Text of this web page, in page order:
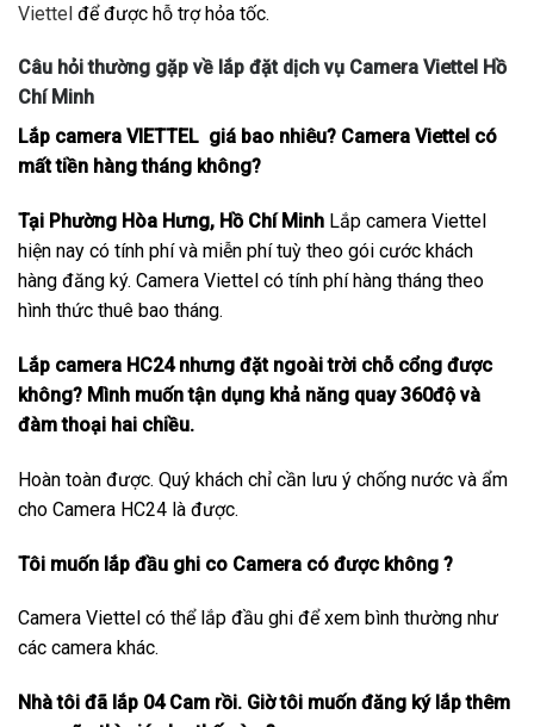
Viettel để được hỗ trợ hỏa tốc.
Câu hỏi thường gặp về lắp đặt dịch vụ Camera Viettel Hồ
Chí Minh
Lắp camera VIETTEL giá bao nhiêu? Camera Viettel có
mất tiền hàng tháng không?
Tại Phường Hòa Hưng, Hồ Chí Minh Lắp camera Viettel
hiện nay có tính phí và miễn phí tuỳ theo gói cước khách
hàng đăng ký. Camera Viettel có tính phí hàng tháng theo
hình thức thuê bao tháng.
Lắp camera HC24 nhưng đặt ngoài trời chỗ cổng được
không? Mình muốn tận dụng khả năng quay 360độ và
đàm thoại hai chiều.
Hoàn toàn được. Quý khách chỉ cần lưu ý chống nước và ẩm
cho Camera HC24 là được.
Tôi muốn lắp đầu ghi co Camera có được không ?
Camera Viettel có thể lắp đầu ghi để xem bình thường như
các camera khác.
Nhà tôi đã lắp 04 Cam rồi. Giờ tôi muốn đăng ký lắp thêm